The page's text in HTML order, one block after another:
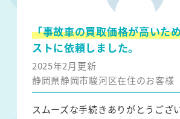
「事故車の買取価格が高いた
ストに依頼しました。
2025年2月更新
静岡県静岡市駿河区在住のお客様
スムーズな手続きありがとうござ